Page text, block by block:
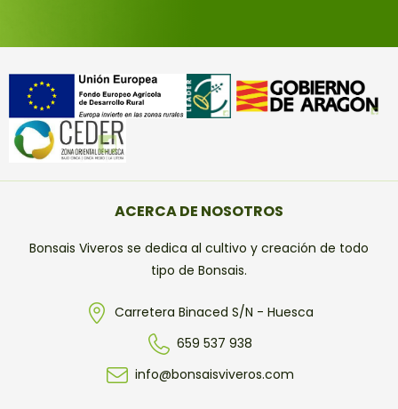
ACERCA DE NOSOTROS
Bonsais Viveros se dedica al cultivo y creación de todo
tipo de Bonsais.
Carretera Binaced S/N - Huesca
659 537 938
info@bonsaisviveros.com